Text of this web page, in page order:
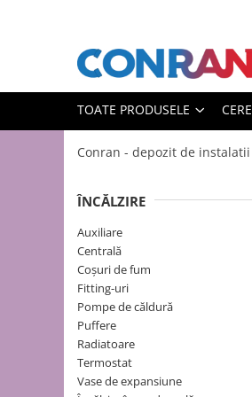
Toate Produsele
Încălzire
de fontă neagră
de PEX | Everpro
de PEX | Rehau
de PEX | Everline
TOATE PRODUSELE
Conran - depozit de
ÎNCĂLZIRE
Auxiliare
Centrală
Coșuri de fum
Fitting-uri
Pompe de căldură
Puffere
Radiatoare
Termostat
Vase de expansiune